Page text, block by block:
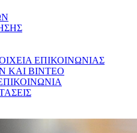
ΕΠΙΚΟΙΝΩΝΙΑΣ
ΚΑΙ ΒΙΝΤΕΟ